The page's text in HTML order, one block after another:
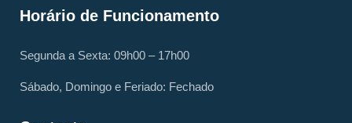
Horário de Funcionamento
Segunda a Sexta: 09h00 – 17h00
Sábado, Domingo e Feriado: Fechado